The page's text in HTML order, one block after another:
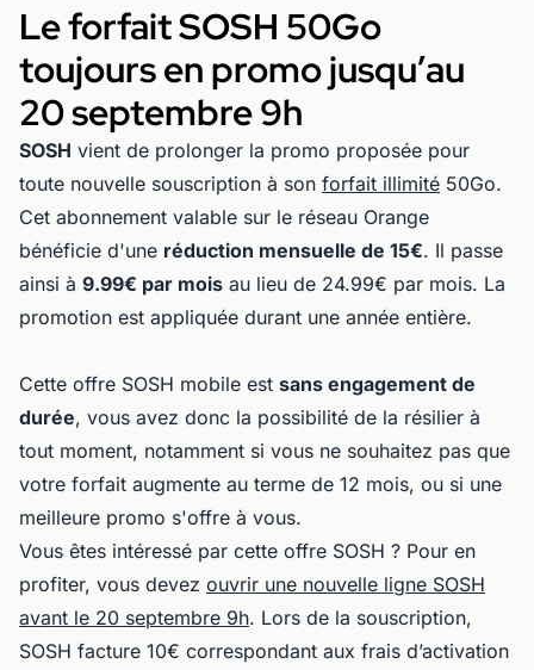
Le forfait SOSH 50Go
toujours en promo jusqu’au
20 septembre 9h
SOSH vient de prolonger la promo proposée pour
toute nouvelle souscription à son forfait illimité 50Go.
Cet abonnement valable sur le réseau Orange
bénéficie d'une réduction mensuelle de 15€. Il passe
ainsi à 9.99€ par mois au lieu de 24.99€ par mois. La
promotion est appliquée durant une année entière.
Cette offre SOSH mobile est sans engagement de
durée, vous avez donc la possibilité de la résilier à
tout moment, notamment si vous ne souhaitez pas que
votre forfait augmente au terme de 12 mois, ou si une
meilleure promo s'offre à vous.
Vous êtes intéressé par cette offre SOSH ? Pour en
profiter, vous devez ouvrir une nouvelle ligne SOSH
avant le 20 septembre 9h. Lors de la souscription,
SOSH facture 10€ correspondant aux frais d’activation